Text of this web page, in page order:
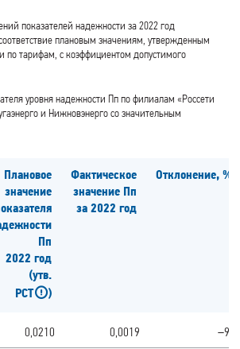
показателей надежности за 2022 год
плановым значениям, утвержденным
по тарифам, с коэффициентом допустимого
уровня надежности Пп по филиалам «Россети
и Нижновэнерго со значительным
Плановое
значение
Пп
2022 год
(утв.
РСТ
)
Фактическое
значение Пп
за 2022 год
Отклонение, %
0,0210 0,0019 –91